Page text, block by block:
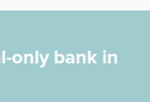
Increasing